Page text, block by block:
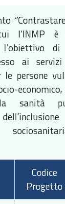
l’INMP è
l’obiettivo
ai
le persone
sanità
Codice
Progetto